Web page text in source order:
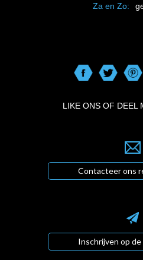
Za en Zo:
LIKE ONS OF DEEL
Contacteer ons
Inschrijven op